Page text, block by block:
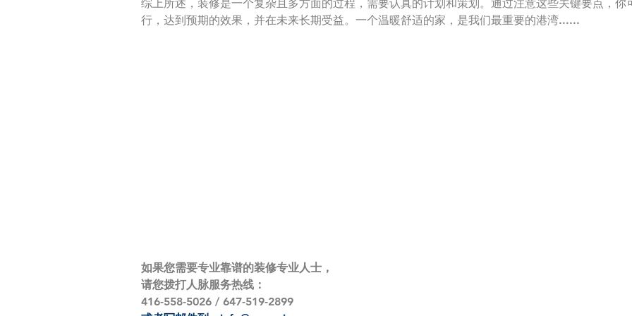
综上所述，装修是一个复杂且多方面的过程，需要认真的计划和策划。通过注意这些关键要点，你
行，达到预期的效果，并在未来长期受益。一个温暖舒适的家，是我们最重要的港湾......
如果您需要专业靠谱的装修专业人士，
请您拨打人脉服务热线：
416-558-5026 / 647-519-2899